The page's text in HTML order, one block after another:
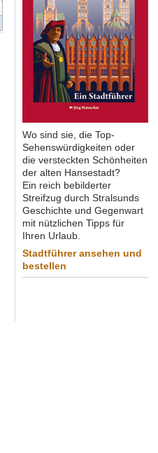
Wo sind sie, die Top-
Sehenswürdigkeiten oder
die versteckten Schönheiten
der alten Hansestadt?
Ein reich bebilderter
Streifzug durch Stralsunds
Geschichte und Gegenwart
mit nützlichen Tipps für
Ihren Urlaub.
Stadtführer ansehen und
bestellen